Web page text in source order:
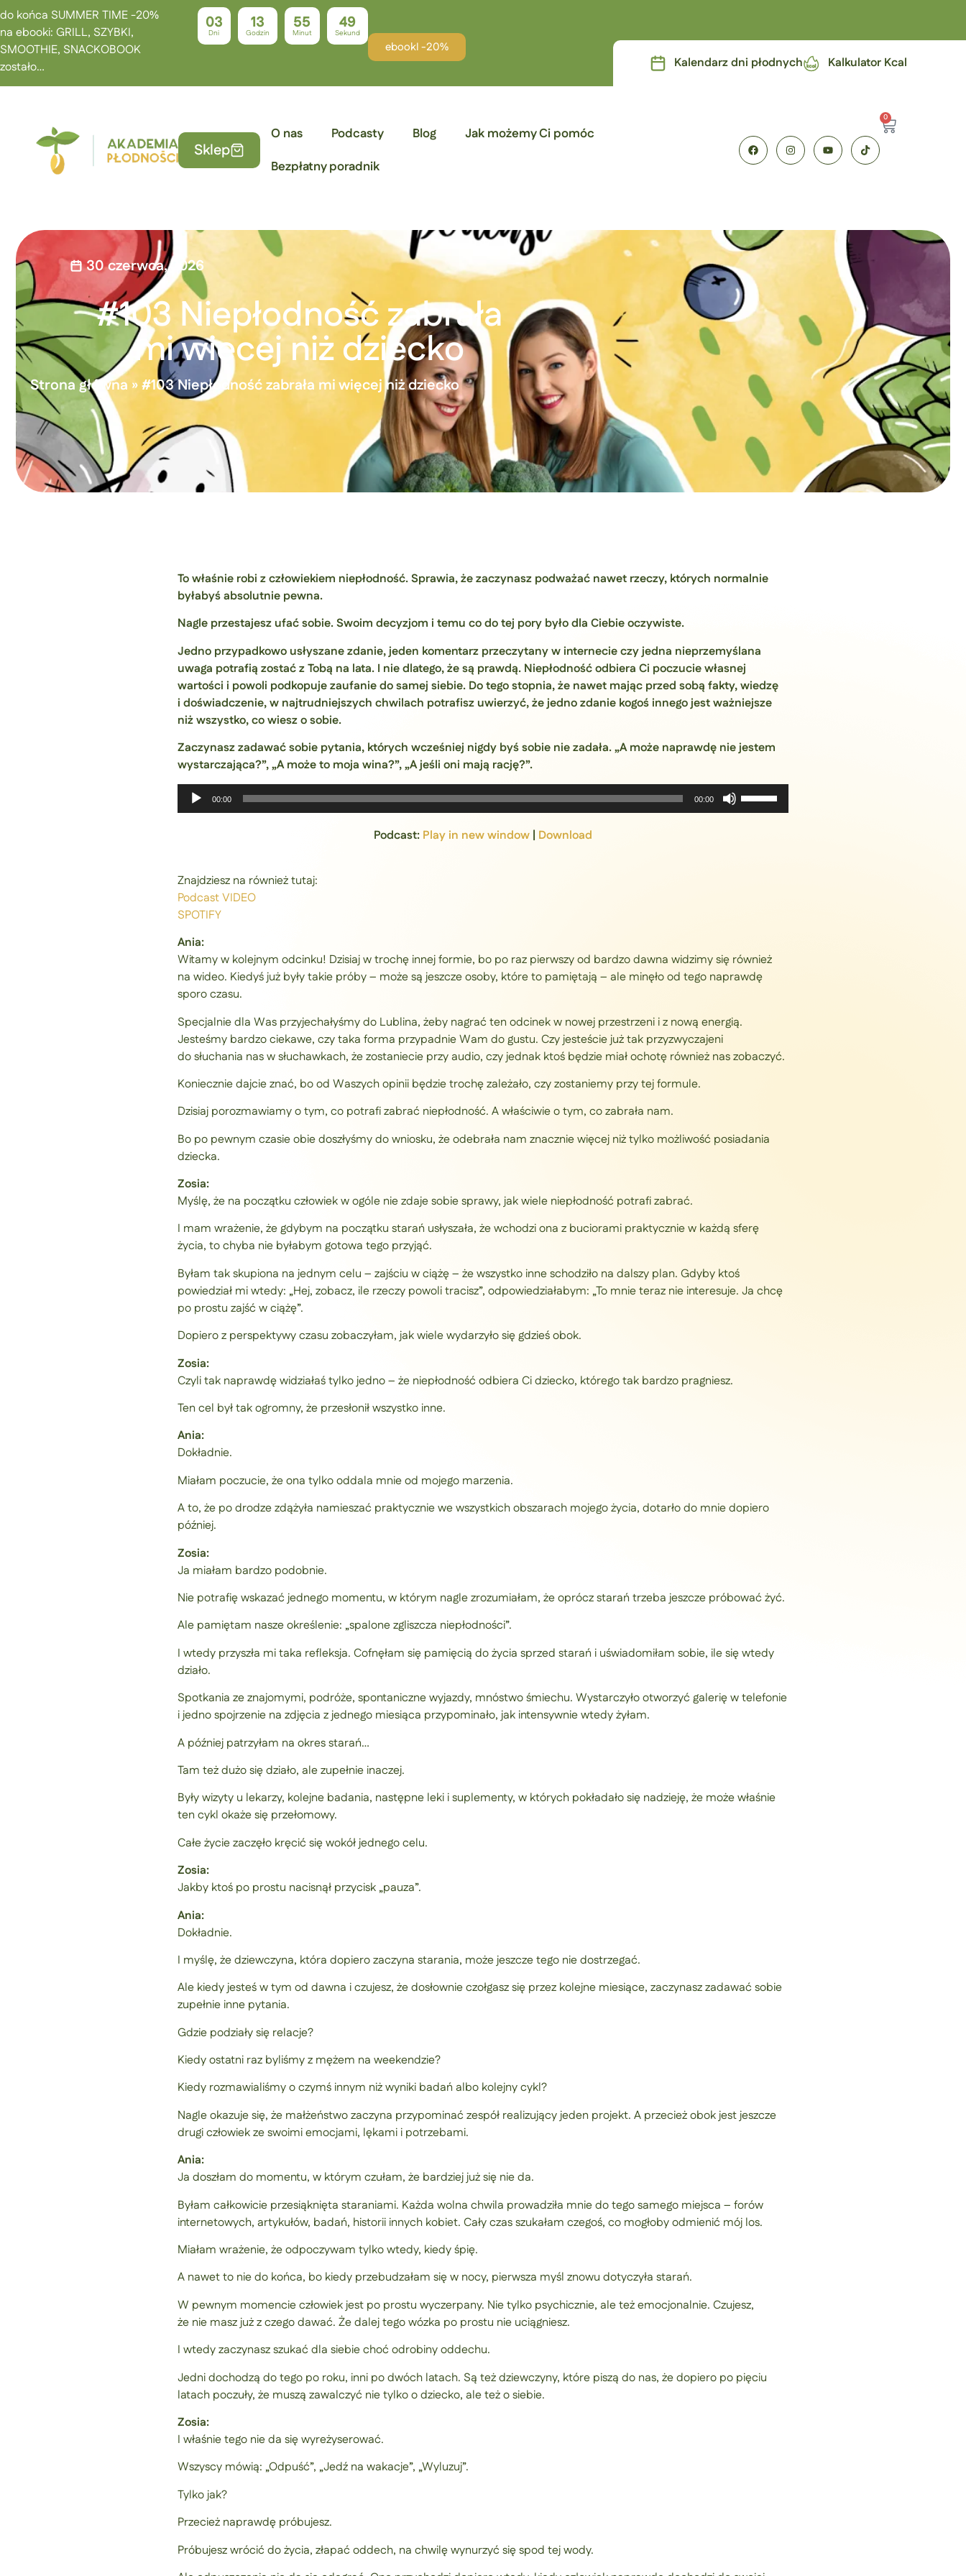
do końca SUMMER TIME -20%
na ebooki: GRILL, SZYBKI,
SMOOTHIE, SNACKOBOOK
zostało…
03
Dni
13
Godzin
55
Minut
48
Sekund
ebookI -20%
Kalendarz dni płodnych Kalkulator Kcal
Sklep
O nas Podcasty Blog
Jak możemy Ci pomóc
Bezpłatny poradnik
0
30 czerwca, 2026
#103 Niepłodność zabrała
mi więcej niż dziecko
Strona główna »#103 Niepłodność zabrała mi więcej niż dziecko
To właśnie robi z człowiekiem niepłodność. Sprawia, że zaczynasz podważać nawet rzeczy, których normalnie
byłabyś absolutnie pewna.
Nagle przestajesz ufać sobie. Swoim decyzjom i temu co do tej pory było dla Ciebie oczywiste.
Jedno przypadkowo usłyszane zdanie, jeden komentarz przeczytany w internecie czy jedna nieprzemyślana
uwaga potrafią zostać z Tobą na lata. I nie dlatego, że są prawdą. Niepłodność odbiera Ci poczucie własnej
wartości i powoli podkopuje zaufanie do samej siebie. Do tego stopnia, że nawet mając przed sobą fakty, wiedzę
i doświadczenie, w najtrudniejszych chwilach potrafisz uwierzyć, że jedno zdanie kogoś innego jest ważniejsze
niż wszystko, co wiesz o sobie.
Zaczynasz zadawać sobie pytania, których wcześniej nigdy byś sobie nie zadała. „A może naprawdę nie jestem
wystarczająca?”, „A może to moja wina?”, „A jeśli oni mają rację?”.
Odtwarzacz
plików
00:00 00:00
zmniejszyć
głośność.
Podcast: Play in new window | Download
Znajdziesz na również tutaj:
Podcast VIDEO
SPOTIFY
Ania:
Witamy w kolejnym odcinku! Dzisiaj w trochę innej formie, bo po raz pierwszy od bardzo dawna widzimy się również
na wideo. Kiedyś już były takie próby – może są jeszcze osoby, które to pamiętają – ale minęło od tego naprawdę
sporo czasu.
Specjalnie dla Was przyjechałyśmy do Lublina, żeby nagrać ten odcinek w nowej przestrzeni i z nową energią.
Jesteśmy bardzo ciekawe, czy taka forma przypadnie Wam do gustu. Czy jesteście już tak przyzwyczajeni
do słuchania nas w słuchawkach, że zostaniecie przy audio, czy jednak ktoś będzie miał ochotę również nas zobaczyć.
Koniecznie dajcie znać, bo od Waszych opinii będzie trochę zależało, czy zostaniemy przy tej formule.
Dzisiaj porozmawiamy o tym, co potrafi zabrać niepłodność. A właściwie o tym, co zabrała nam.
Bo po pewnym czasie obie doszłyśmy do wniosku, że odebrała nam znacznie więcej niż tylko możliwość posiadania
dziecka.
Zosia:
Myślę, że na początku człowiek w ogóle nie zdaje sobie sprawy, jak wiele niepłodność potrafi zabrać.
I mam wrażenie, że gdybym na początku starań usłyszała, że wchodzi ona z buciorami praktycznie w każdą sferę
życia, to chyba nie byłabym gotowa tego przyjąć.
Byłam tak skupiona na jednym celu – zajściu w ciążę – że wszystko inne schodziło na dalszy plan. Gdyby ktoś
powiedział mi wtedy: „Hej, zobacz, ile rzeczy powoli tracisz”, odpowiedziałabym: „To mnie teraz nie interesuje. Ja chcę
po prostu zajść w ciążę”.
Dopiero z perspektywy czasu zobaczyłam, jak wiele wydarzyło się gdzieś obok.
Zosia:
Czyli tak naprawdę widziałaś tylko jedno – że niepłodność odbiera Ci dziecko, którego tak bardzo pragniesz.
Ten cel był tak ogromny, że przesłonił wszystko inne.
Ania:
Dokładnie.
Miałam poczucie, że ona tylko oddala mnie od mojego marzenia.
A to, że po drodze zdążyła namieszać praktycznie we wszystkich obszarach mojego życia, dotarło do mnie dopiero
później.
Zosia:
Ja miałam bardzo podobnie.
Nie potrafię wskazać jednego momentu, w którym nagle zrozumiałam, że oprócz starań trzeba jeszcze próbować żyć.
Ale pamiętam nasze określenie: „spalone zgliszcza niepłodności”.
I wtedy przyszła mi taka refleksja. Cofnęłam się pamięcią do życia sprzed starań i uświadomiłam sobie, ile się wtedy
działo.
Spotkania ze znajomymi, podróże, spontaniczne wyjazdy, mnóstwo śmiechu. Wystarczyło otworzyć galerię w telefonie
i jedno spojrzenie na zdjęcia z jednego miesiąca przypominało, jak intensywnie wtedy żyłam.
A później patrzyłam na okres starań…
Tam też dużo się działo, ale zupełnie inaczej.
Były wizyty u lekarzy, kolejne badania, następne leki i suplementy, w których pokładało się nadzieję, że może właśnie
ten cykl okaże się przełomowy.
Całe życie zaczęło kręcić się wokół jednego celu.
Zosia:
Jakby ktoś po prostu nacisnął przycisk „pauza”.
Ania:
Dokładnie.
I myślę, że dziewczyna, która dopiero zaczyna starania, może jeszcze tego nie dostrzegać.
Ale kiedy jesteś w tym od dawna i czujesz, że dosłownie czołgasz się przez kolejne miesiące, zaczynasz zadawać sobie
zupełnie inne pytania.
Gdzie podziały się relacje?
Kiedy ostatni raz byliśmy z mężem na weekendzie?
Kiedy rozmawialiśmy o czymś innym niż wyniki badań albo kolejny cykl?
Nagle okazuje się, że małżeństwo zaczyna przypominać zespół realizujący jeden projekt. A przecież obok jest jeszcze
drugi człowiek ze swoimi emocjami, lękami i potrzebami.
Ania:
Ja doszłam do momentu, w którym czułam, że bardziej już się nie da.
Byłam całkowicie przesiąknięta staraniami. Każda wolna chwila prowadziła mnie do tego samego miejsca – forów
internetowych, artykułów, badań, historii innych kobiet. Cały czas szukałam czegoś, co mogłoby odmienić mój los.
Miałam wrażenie, że odpoczywam tylko wtedy, kiedy śpię.
A nawet to nie do końca, bo kiedy przebudzałam się w nocy, pierwsza myśl znowu dotyczyła starań.
W pewnym momencie człowiek jest po prostu wyczerpany. Nie tylko psychicznie, ale też emocjonalnie. Czujesz,
że nie masz już z czego dawać. Że dalej tego wózka po prostu nie uciągniesz.
I wtedy zaczynasz szukać dla siebie choć odrobiny oddechu.
Jedni dochodzą do tego po roku, inni po dwóch latach. Są też dziewczyny, które piszą do nas, że dopiero po pięciu
latach poczuły, że muszą zawalczyć nie tylko o dziecko, ale też o siebie.
Zosia:
I właśnie tego nie da się wyreżyserować.
Wszyscy mówią: „Odpuść”, „Jedź na wakacje”, „Wyluzuj”.
Tylko jak?
Przecież naprawdę próbujesz.
Próbujesz wrócić do życia, złapać oddech, na chwilę wynurzyć się spod tej wody.